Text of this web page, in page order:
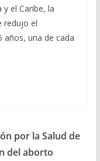
el Caribe, la
redujo el
una de cada
por la Salud de
del aborto